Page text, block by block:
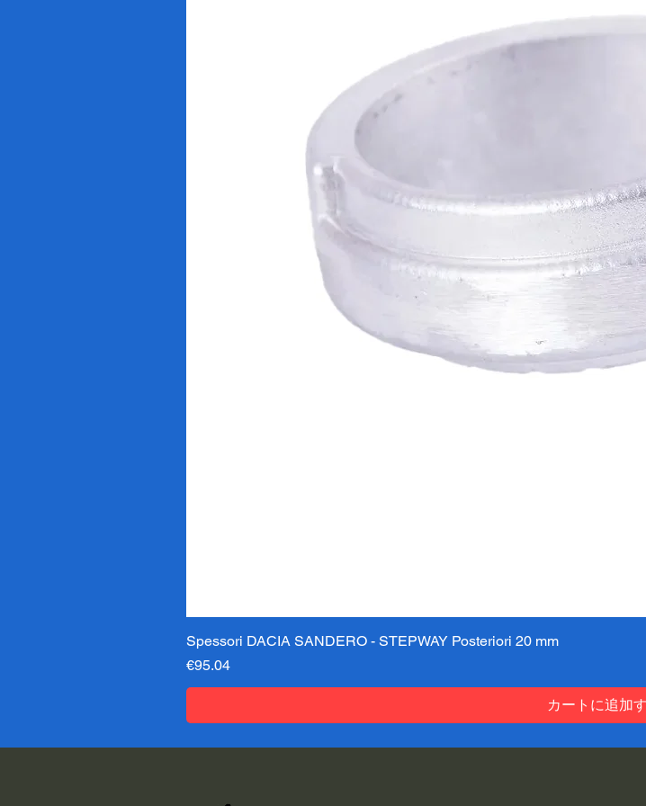
Spessori DACIA SANDERO - STEPWAY Posteriori 20 mm
価格
€95.04
カートに追加